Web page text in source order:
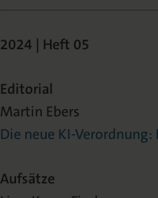
2024 | Heft 05
Editorial
Martin Ebers
Die neue KI-
Aufsätze